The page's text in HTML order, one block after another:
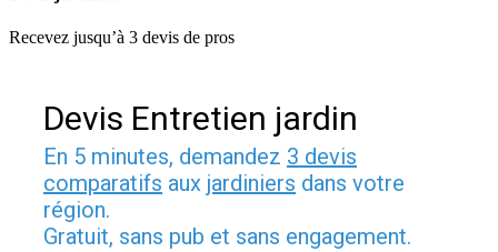
Recevez jusqu’à 3 devis de pros
Devis Entretien jardin
En 5 minutes, demandez 3 devis
comparatifs aux jardiniers dans votre
région.
Gratuit, sans pub et sans engagement.